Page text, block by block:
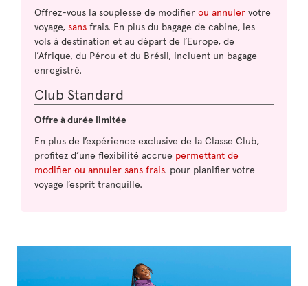
Offrez-vous la souplesse de modifier ou annuler votre
voyage, sans frais. En plus du bagage de cabine, les
vols à destination et au départ de l’Europe, de
l’Afrique, du Pérou et du Brésil, incluent un bagage
enregistré.
Club Standard
Offre à durée limitée
En plus de l’expérience exclusive de la Classe Club,
profitez d’une flexibilité accrue permettant de
modifier ou annuler sans frais. pour planifier votre
voyage l’esprit tranquille.